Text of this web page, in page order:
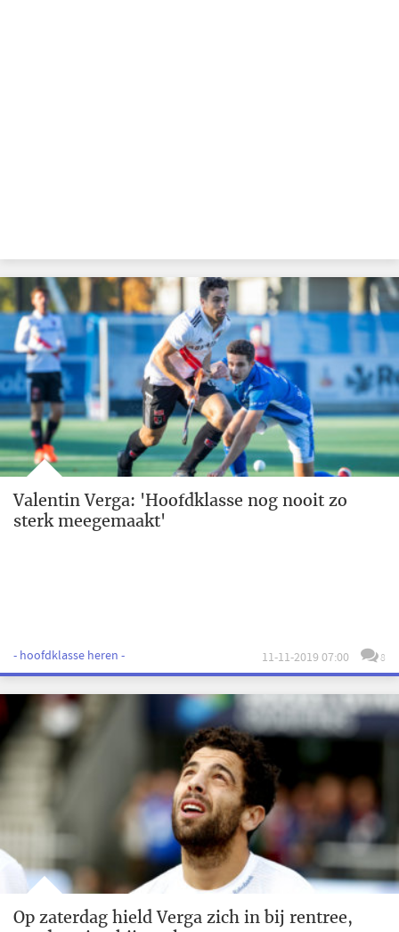
Valentin Verga: 'Hoofdklasse nog nooit zo
sterk meegemaakt'
- hoofdklasse heren - 11-11-2019 07:00 8
Op zaterdag hield Verga zich in bij rentree,